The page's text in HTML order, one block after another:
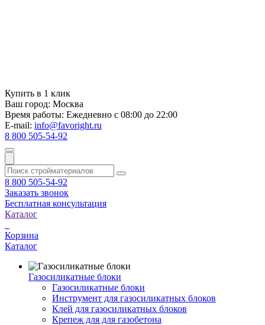
Купить в 1 клик
Ваш город: Москва
Время работы: Ежедневно с 08:00 до 22:00
E-mail: info@favoright.ru
8 800 505-54-92
8 800 505-54-92
Заказать звонок
Бесплатная консультация
Каталог
Корзина
Каталог
Газосиликатные блоки
Газосиликатные блоки
Инструмент для газосиликатных блоков
Клей для газосиликатных блоков
Крепеж для для газобетона